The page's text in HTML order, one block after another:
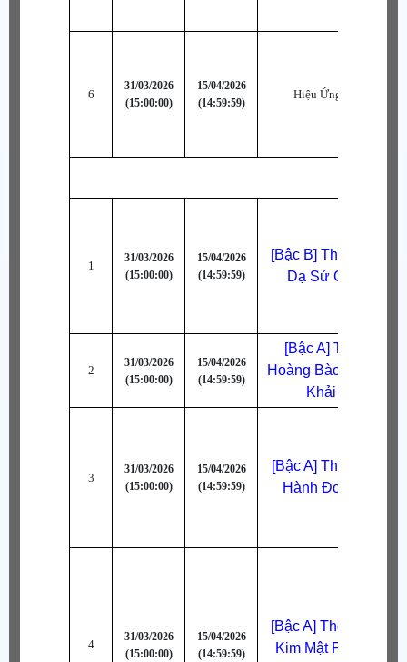
6
31/03/2026
(15:00:00)
15/04/2026
(14:59:59)
Hiệu Ứng Đặc Biệt 2
1
31/03/2026
(15:00:00)
15/04/2026
(14:59:59)
[Bậc B] Thời Trang
Dạ Sứ Giả [Nhiệt]
2
31/03/2026
(15:00:00)
15/04/2026
(14:59:59)
[Bậc A] Thời Trang
Hoàng Bào Thanh
Khải [Chân]
3
31/03/2026
(15:00:00)
15/04/2026
(14:59:59)
[Bậc A] Thời Trang
Hành Đoàn (Trắng)
4
31/03/2026
(15:00:00)
15/04/2026
(14:59:59)
[Bậc A] Thời Trang
Kim Mật Phong